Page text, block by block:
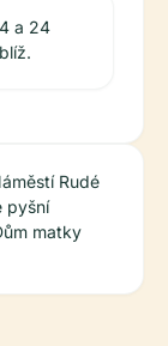
a 24
Rudé
pyšní
matky